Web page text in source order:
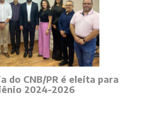
do CNB/PR é eleita para
2024-2026